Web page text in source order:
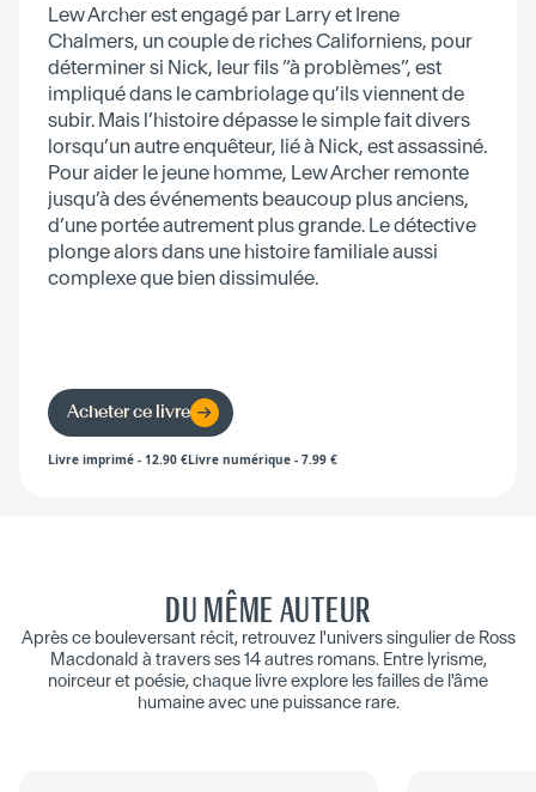
Lew Archer est engagé par Larry et Irene
Chalmers, un couple de riches Californiens, pour
déterminer si Nick, leur fils “à problèmes”, est
impliqué dans le cambriolage qu’ils viennent de
subir. Mais l’histoire dépasse le simple fait divers
lorsqu’un autre enquêteur, lié à Nick, est assassiné.
Pour aider le jeune homme, Lew Archer remonte
jusqu’à des événements beaucoup plus anciens,
d’une portée autrement plus grande. Le détective
plonge alors dans une histoire familiale aussi
complexe que bien dissimulée.
Acheter ce livre
Livre imprimé - 12.90 €Livre numérique - 7.99 €
DU MÊME AUTEUR
Après ce bouleversant récit, retrouvez l'univers singulier de Ross
Macdonald à travers ses 14 autres romans. Entre lyrisme,
noirceur et poésie, chaque livre explore les failles de l'âme
humaine avec une puissance rare.